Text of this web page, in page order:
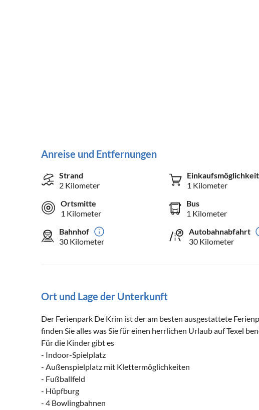
Anreise und Entfernungen
Strand
2 Kilometer
Einkaufsmöglichkeit
1 Kilometer
Ortsmitte
1 Kilometer
Bus
1 Kilometer
Bahnhof
30 Kilometer
Autobahnabfahrt
30 Kilometer
Ort und Lage der Unterkunft
Der Ferienpark De Krim ist der am besten ausgestattete
finden Sie alles was Sie für einen herrlichen Urlaub auf Texel
Für die Kinder gibt es
- Indoor-Spielplatz
- Außenspielplatz mit Klettermöglichkeiten
- Fußballfeld
- Hüpfburg
- 4 Bowlingbahnen